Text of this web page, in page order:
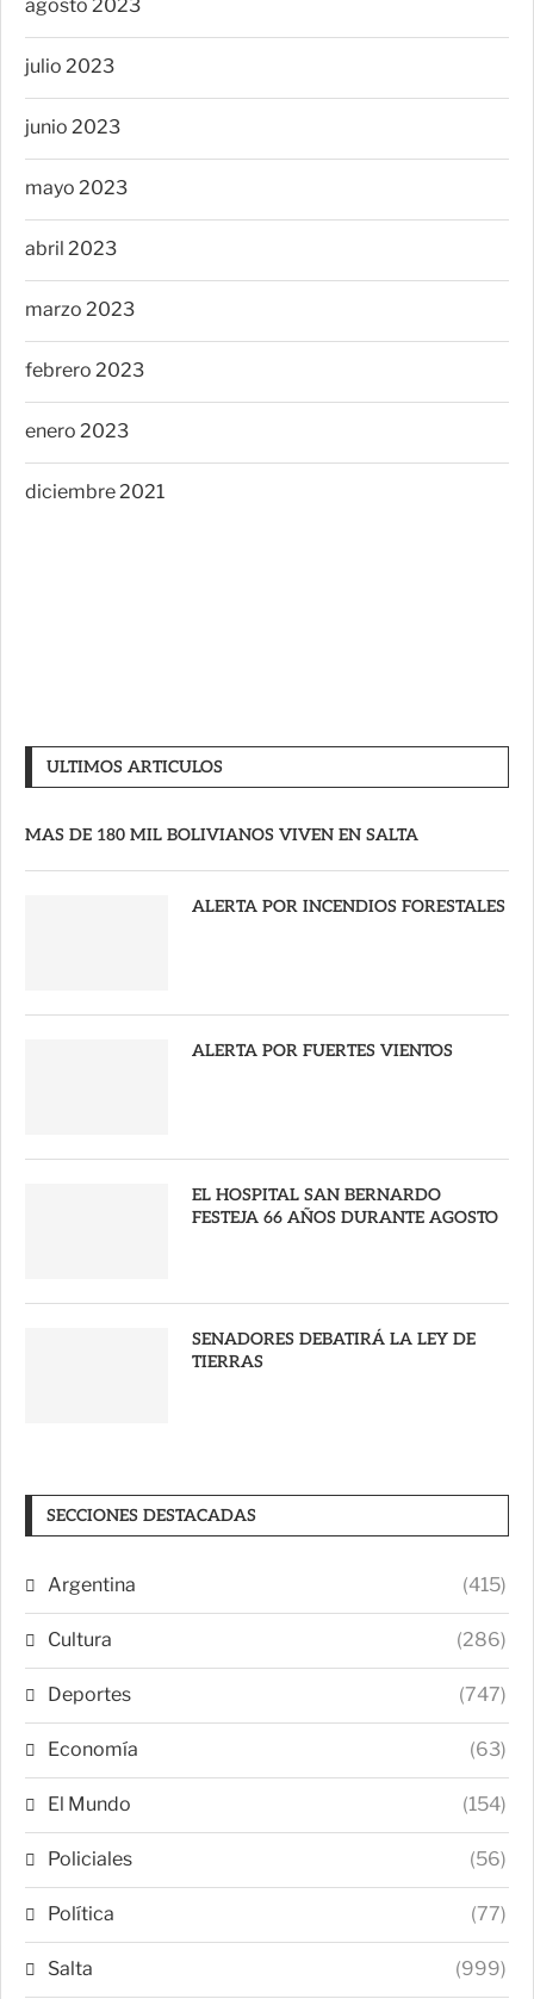
agosto 2023
julio 2023
junio 2023
mayo 2023
abril 2023
marzo 2023
febrero 2023
enero 2023
diciembre 2021
ULTIMOS ARTICULOS
MAS DE 180 MIL BOLIVIANOS VIVEN EN SALTA
ALERTA POR INCENDIOS FORESTALES
ALERTA POR FUERTES VIENTOS
EL HOSPITAL SAN BERNARDO
FESTEJA 66 AÑOS DURANTE AGOSTO
SENADORES DEBATIRÁ LA LEY DE
TIERRAS
SECCIONES DESTACADAS
Argentina (415)
Cultura (286)
Deportes (747)
Economía (63)
El Mundo (154)
Policiales (56)
Política (77)
Salta (999)